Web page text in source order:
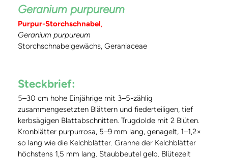
Geranium purpureum
Purpur-Storchschnabel,
Geranium purpureum
Storchschnabelgewächs, Geraniaceae
Steckbrief:
5–30 cm hohe Einjährige mit 3–5-zählig
zusammengesetzten Blättern und fiederteiligen, tief
kerbsägigen Blattabschnitten. Trugdolde mit 2 Blüten.
Kronblätter purpurrosa, 5–9 mm lang, genagelt, 1–1,2×
so lang wie die Kelchblätter. Granne der Kelchblätter
höchstens 1,5 mm lang. Staubbeutel gelb. Blütezeit